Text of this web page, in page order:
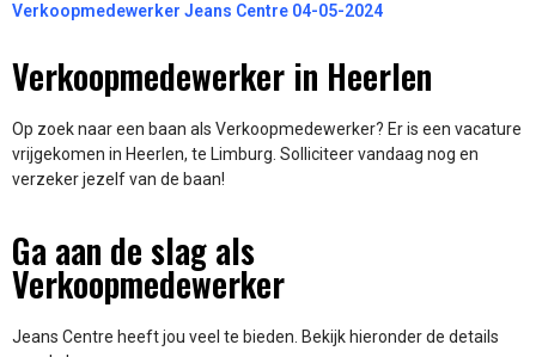
Verkoopmedewerker Jeans Centre 04-05-2024
Verkoopmedewerker in Heerlen
Op zoek naar een baan als Verkoopmedewerker? Er is een vacature
vrijgekomen in Heerlen, te Limburg. Solliciteer vandaag nog en
verzeker jezelf van de baan!
Ga aan de slag als
Verkoopmedewerker
Jeans Centre heeft jou veel te bieden. Bekijk hieronder de details